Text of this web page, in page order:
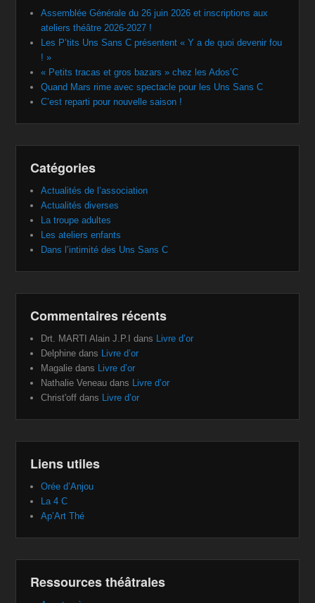
Assemblée Générale du 26 juin 2026 et inscriptions aux
ateliers théâtre 2026-2027 !
Les P’tits Uns Sans C présentent « Y a de quoi devenir fou
! »
« Petits tracas et gros bazars » chez les Ados’C
Quand Mars rime avec spectacle pour les Uns Sans C
C’est reparti pour nouvelle saison !
Catégories
Actualités de l’association
Actualités diverses
La troupe adultes
Les ateliers enfants
Dans l’intimité des Uns Sans C
Commentaires récents
Drt. MARTI Alain J.P.I dans
Livre d’or
Delphine dans
Livre d’or
Magalie dans
Livre d’or
Nathalie Veneau dans
Livre d’or
Christ'off dans Livre d’or
Liens utiles
Orée d’Anjou
La 4 C
Ap’Art Thé
Ressources théâtrales